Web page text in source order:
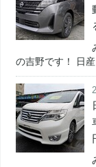
の吉野です！ 日